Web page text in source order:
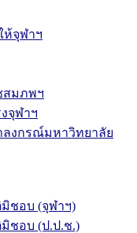
ห้จุฬาฯ
สมภพฯ
จุฬาฯ
ลงกรณ์มหาวิทยาลัย
ชอบ (จุฬาฯ)
ชอบ (ป.ป.ช.)